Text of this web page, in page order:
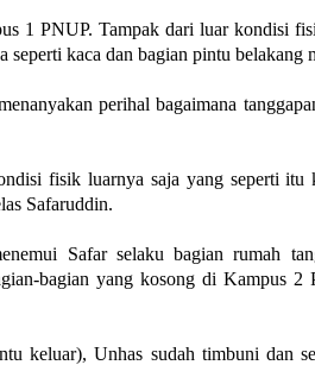
1 PNUP. Tampak dari luar kondisi
seperti kaca dan bagian pintu belakang
perihal bagaimana
fisik luarnya saja yang seperti itu
Safaruddin.
Safar selaku bagian rumah
bagian yang kosong di Kampus 2
keluar), Unhas sudah timbuni dan